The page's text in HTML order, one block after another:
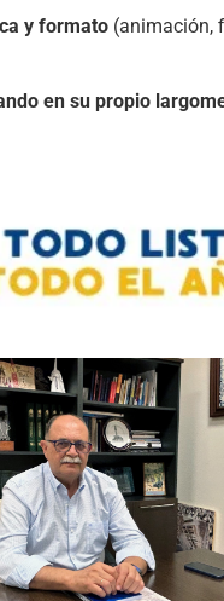
y formato (animación,
en su propio